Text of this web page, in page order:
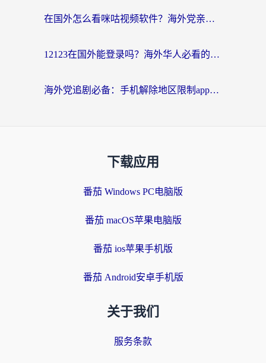
在国外怎么看咪咕视频软件？海外党亲测有效的回国加速方案
12123在国外能登录吗？海外华人必看的回国加速实用指南
海外党追剧必备：手机解除地区限制app怎么选？解决央视视频&国内剧地区限制全指南
下载应用
番茄 Windows PC电脑版
番茄 macOS苹果电脑版
番茄 ios苹果手机版
番茄 Android安卓手机版
关于我们
服务条款